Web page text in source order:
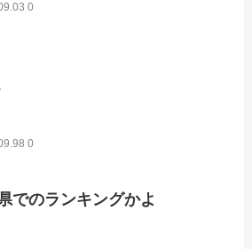
0
0
でのランキングかよ